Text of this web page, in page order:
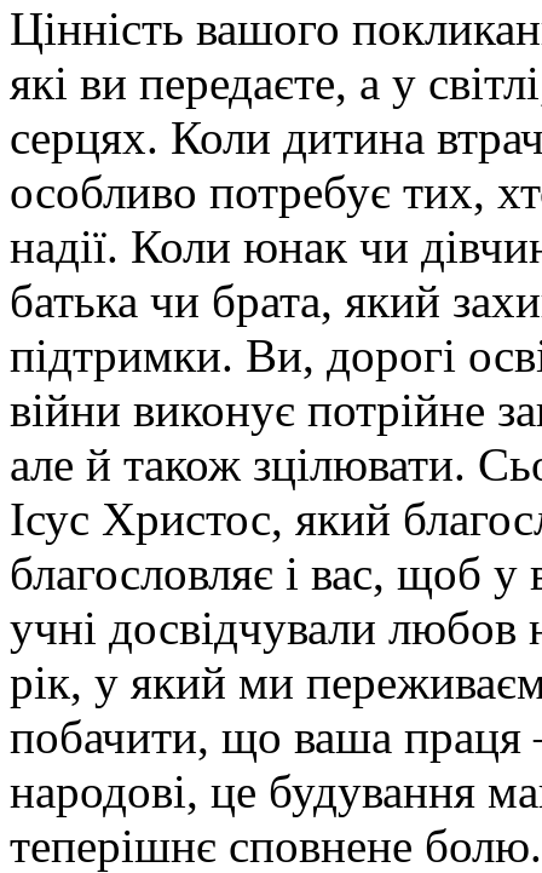
Цінність вашого
які ви передаєте, а у
серцях. Коли дитина
особливо потребує тих,
надії. Коли юнак чи
батька чи брата, який
підтримки. Ви, дорогі
війни виконує потрійне
але й також зцілювати.
Ісус Христос, який
благословляє і вас, щоб у
учні досвідчували
рік, у який ми
побачити, що ваша праця
народові, це будування
теперішнє сповнене болю.